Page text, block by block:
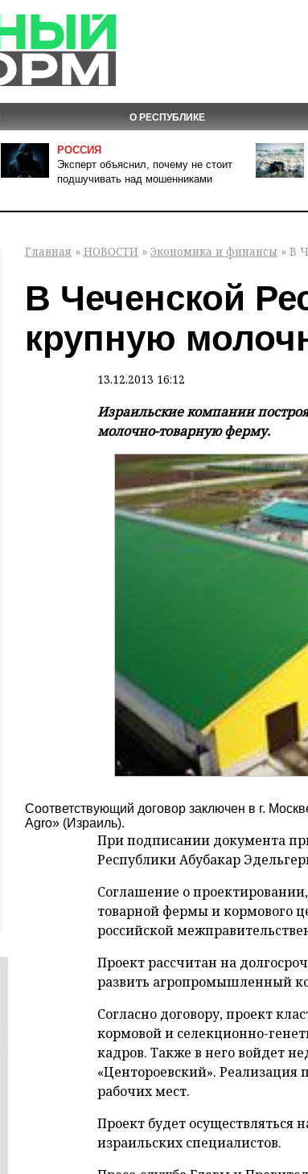
О РЕСПУБЛИКЕ
РОССИЯ
Эксперт объяснил, почему не стоит
подшучивать над мошенниками
Главная » НОВОСТИ » Экономика и финансы » В
В Чеченской
крупную
13.12.2013 16:12
Израильские компании
молочно-товарную ферму.
Соответствующий договор заключен в г.
Agro» (Израиль).
При подписании документа
Республики Абубакар
Соглашение о
товарной фермы и кормового
российской
Проект рассчитан на
развить агропромышленный
Согласно договору, проект
кормовой и селекционно-
кадров. Также в него войдет
«Центороевский». Реализация
рабочих мест.
Проект будет осуществляться
израильских специалистов.